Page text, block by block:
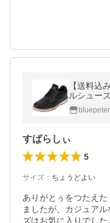
【送料込
ルシュー
ドウィン
LACK【
bluepeter
すばらしぃ
5
サイズ ： ちょうどよい
ありがとぅをつたえ
ましたが、カジュア
ズはお気に入りでした